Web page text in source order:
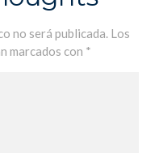
no será publicada. Los
marcados con *